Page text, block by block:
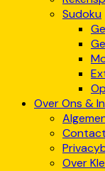
Sudoku
Over Ons &
Contact
Over